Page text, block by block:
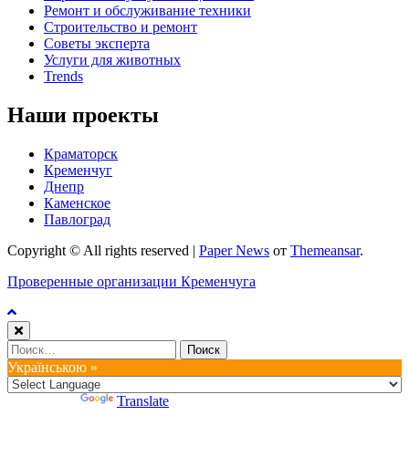
Ремонт и обслуживание техники
Строительство и ремонт
Советы эксперта
Услуги для животных
Trends
Наши проекты
Краматорск
Кременчуг
Днепр
Каменское
Павлоград
Copyright © All rights reserved | Paper News от Themeansar.
Проверенные организации Кременчуга
Найти:
Українською »
Translate